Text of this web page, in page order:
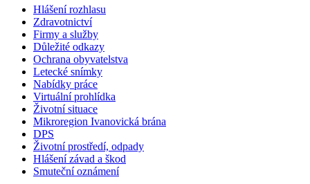
Hlášení rozhlasu
Zdravotnictví
Firmy a služby
Důležité odkazy
Ochrana obyvatelstva
Letecké snímky
Nabídky práce
Virtuální prohlídka
Životní situace
Mikroregion Ivanovická brána
DPS
Životní prostředí, odpady
Hlášení závad a škod
Smuteční oznámení